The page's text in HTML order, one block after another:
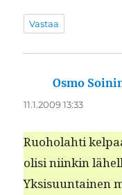
Vastaa
Osmo
11.1.2009 13:33
Ruo­ho­lahti
olisi niinkin
Yksisu­un­tainen